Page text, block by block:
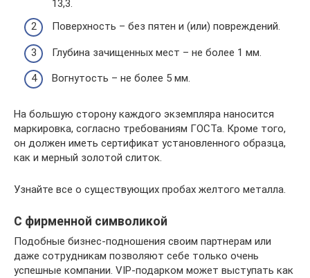
13,3.
Поверхность – без пятен и (или) повреждений.
Глубина зачищенных мест – не более 1 мм.
Вогнутость – не более 5 мм.
На большую сторону каждого экземпляра наносится
маркировка, согласно требованиям ГОСТа. Кроме того,
он должен иметь сертификат установленного образца,
как и мерный золотой слиток.
Узнайте все о существующих пробах желтого металла.
С фирменной символикой
Подобные бизнес-подношения своим партнерам или
даже сотрудникам позволяют себе только очень
успешные компании. VIP-подарком может выступать как